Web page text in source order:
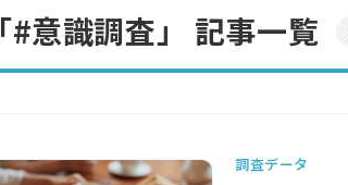
「#意識調査」 記事一覧
調査データ